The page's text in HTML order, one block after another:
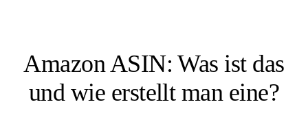
Amazon ASIN: Was ist das
und wie erstellt man eine?